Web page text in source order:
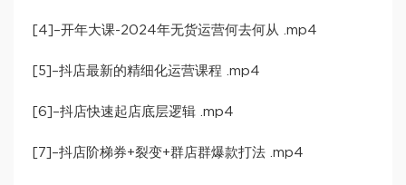
[4]–开年大课-2024年无货运营何去何从 .mp4
[5]–抖店最新的精细化运营课程 .mp4
[6]–抖店快速起店底层逻辑 .mp4
[7]–抖店阶梯券+裂变+群店群爆款打法 .mp4